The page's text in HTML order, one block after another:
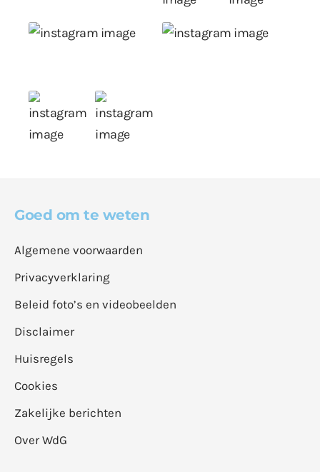
Goed om te weten
Algemene voorwaarden
Privacyverklaring
Beleid foto’s en videobeelden
Disclaimer
Huisregels
Cookies
Zakelijke berichten
Over WdG